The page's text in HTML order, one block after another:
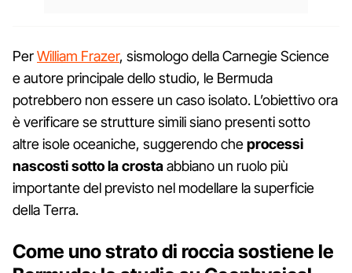
PerWilliam Frazer, sismologo della Carnegie Science
e autore principale dello studio, le Bermuda
potrebbero non essere un caso isolato. L’obiettivo ora
è verificare se strutture simili siano presenti sotto
altre isole oceaniche, suggerendo cheprocessi
nascosti sotto la crostaabbiano un ruolo più
importante del previsto nel modellare la superficie
della Terra.
Come uno strato di roccia sostiene le